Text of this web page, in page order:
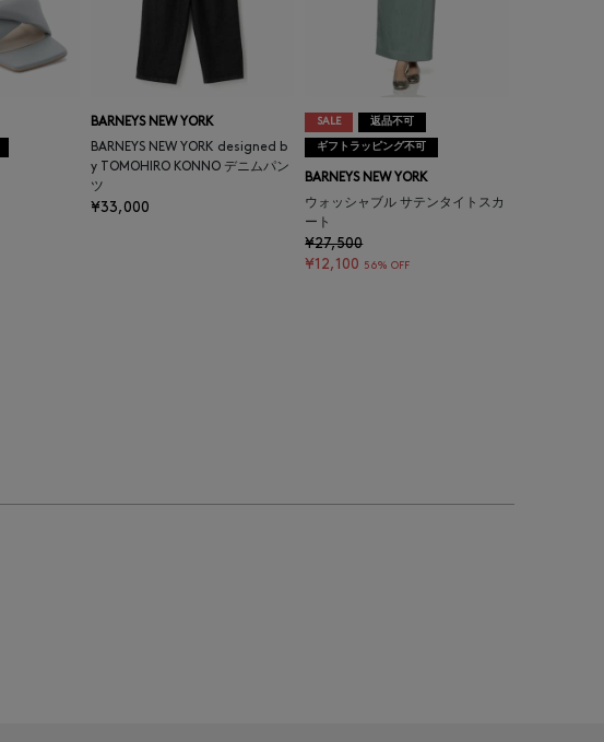
BARNEYS NEW YORK
BARNEYS NEW YORK designed b
y TOMOHIRO KONNO デニムパン
ツ
¥33,000
SALE 返品不可
ギフトラッピング不可
BARNEYS NEW YORK
ウォッシャブル サテンタイトスカ
ート
¥27,500
¥12,100 56% OFF